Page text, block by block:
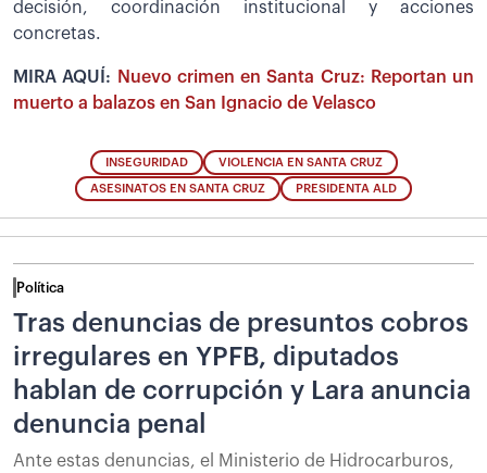
decisión, coordinación institucional y acciones
concretas.
MIRA AQUÍ:
Nuevo crimen en Santa Cruz: Reportan un
muerto a balazos en San Ignacio de Velasco
INSEGURIDAD VIOLENCIA EN SANTA CRUZ
ASESINATOS EN SANTA CRUZ PRESIDENTA ALD
Política
Tras denuncias de presuntos cobros
irregulares en YPFB, diputados
hablan de corrupción y Lara anuncia
denuncia penal
Ante estas denuncias, el Ministerio de Hidrocarburos,